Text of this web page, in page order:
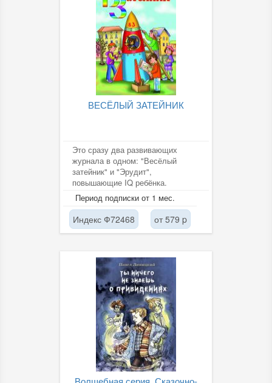
ВЕСЁЛЫЙ ЗАТЕЙНИК
Это сразу два развивающих
журнала в одном: "Весёлый
затейник" и "Эрудит",
повышающие IQ ребёнка.
Период подписки от 1 мес.
Индекс Ф72468 от 579 p